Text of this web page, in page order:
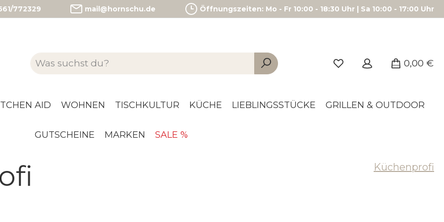
772329 mail@hornschu.de Öffnungszeiten: Mo - Fr 10:00 - 18:30 Uhr | Sa 10:00 - 17:00 Uhr
0,00 €
AID WOHNEN TISCHKULTUR KÜCHE LIEBLINGSSTÜCKE GRILLEN & OUTDOOR
GUTSCHEINE MARKEN SALE %
Küchenprofi